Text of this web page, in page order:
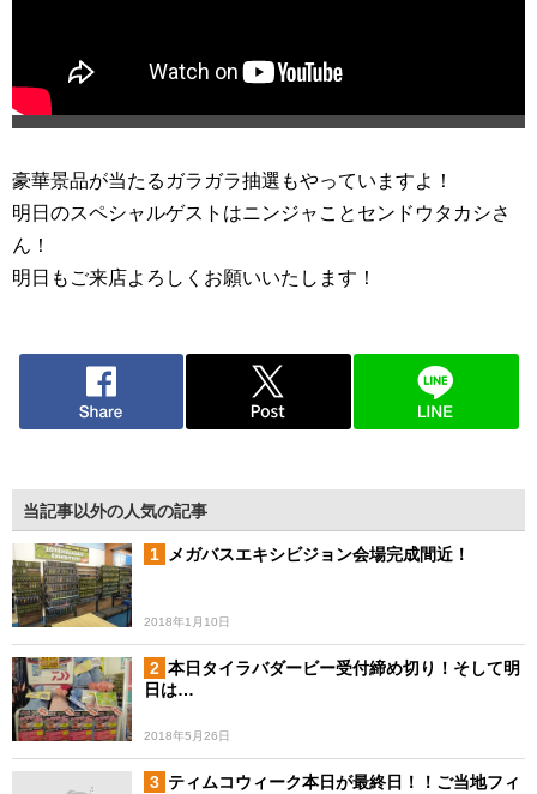
豪華景品が当たるガラガラ抽選もやっていますよ！
明日のスペシャルゲストはニンジャことセンドウタカシさ
ん！
明日もご来店よろしくお願いいたします！
当記事以外の人気の記事
メガバスエキシビジョン会場完成間近！
2018年1月10日
本日タイラバダービー受付締め切り！そして明
日は…
2018年5月26日
ティムコウィーク本日が最終日！！ご当地フィ